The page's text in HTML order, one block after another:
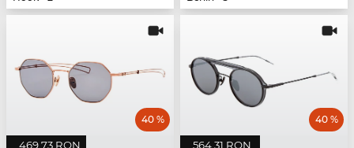
469,73 RON
40 %
564,31 RON
40 %